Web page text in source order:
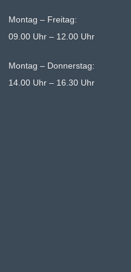
Montag – Freitag:
09.00 Uhr – 12.00 Uhr
Montag – Donnerstag:
14.00 Uhr – 16.30 Uhr